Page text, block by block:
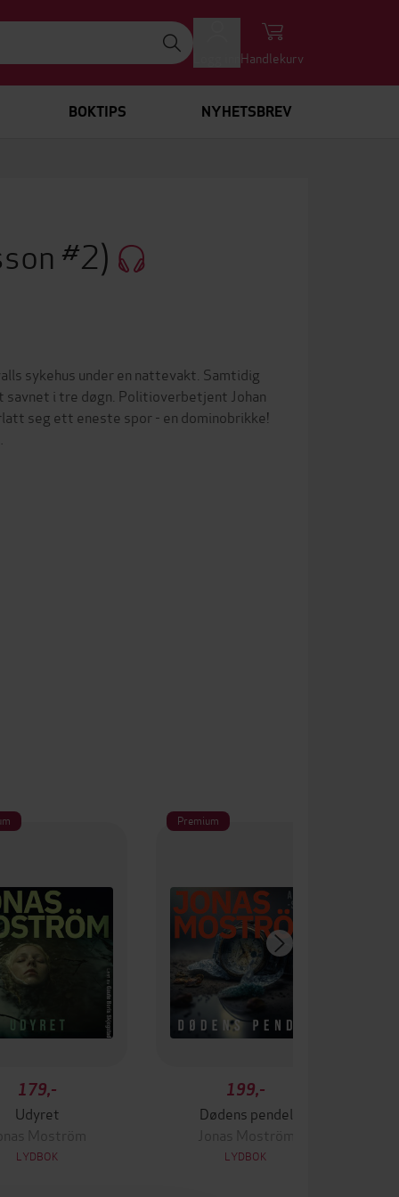
Handlekurv
BOKTIPS NYHETSBREV
#2)
sykehus under en nattevakt. Samtidig
i tre døgn. Politioverbetjent Johan
seg ett eneste spor - en dominobrikke!
179,-
Udyret
Jonas Moström
LYDBOK
Premium
199,-
Dødens pendel
Jonas Moström
LYDBOK